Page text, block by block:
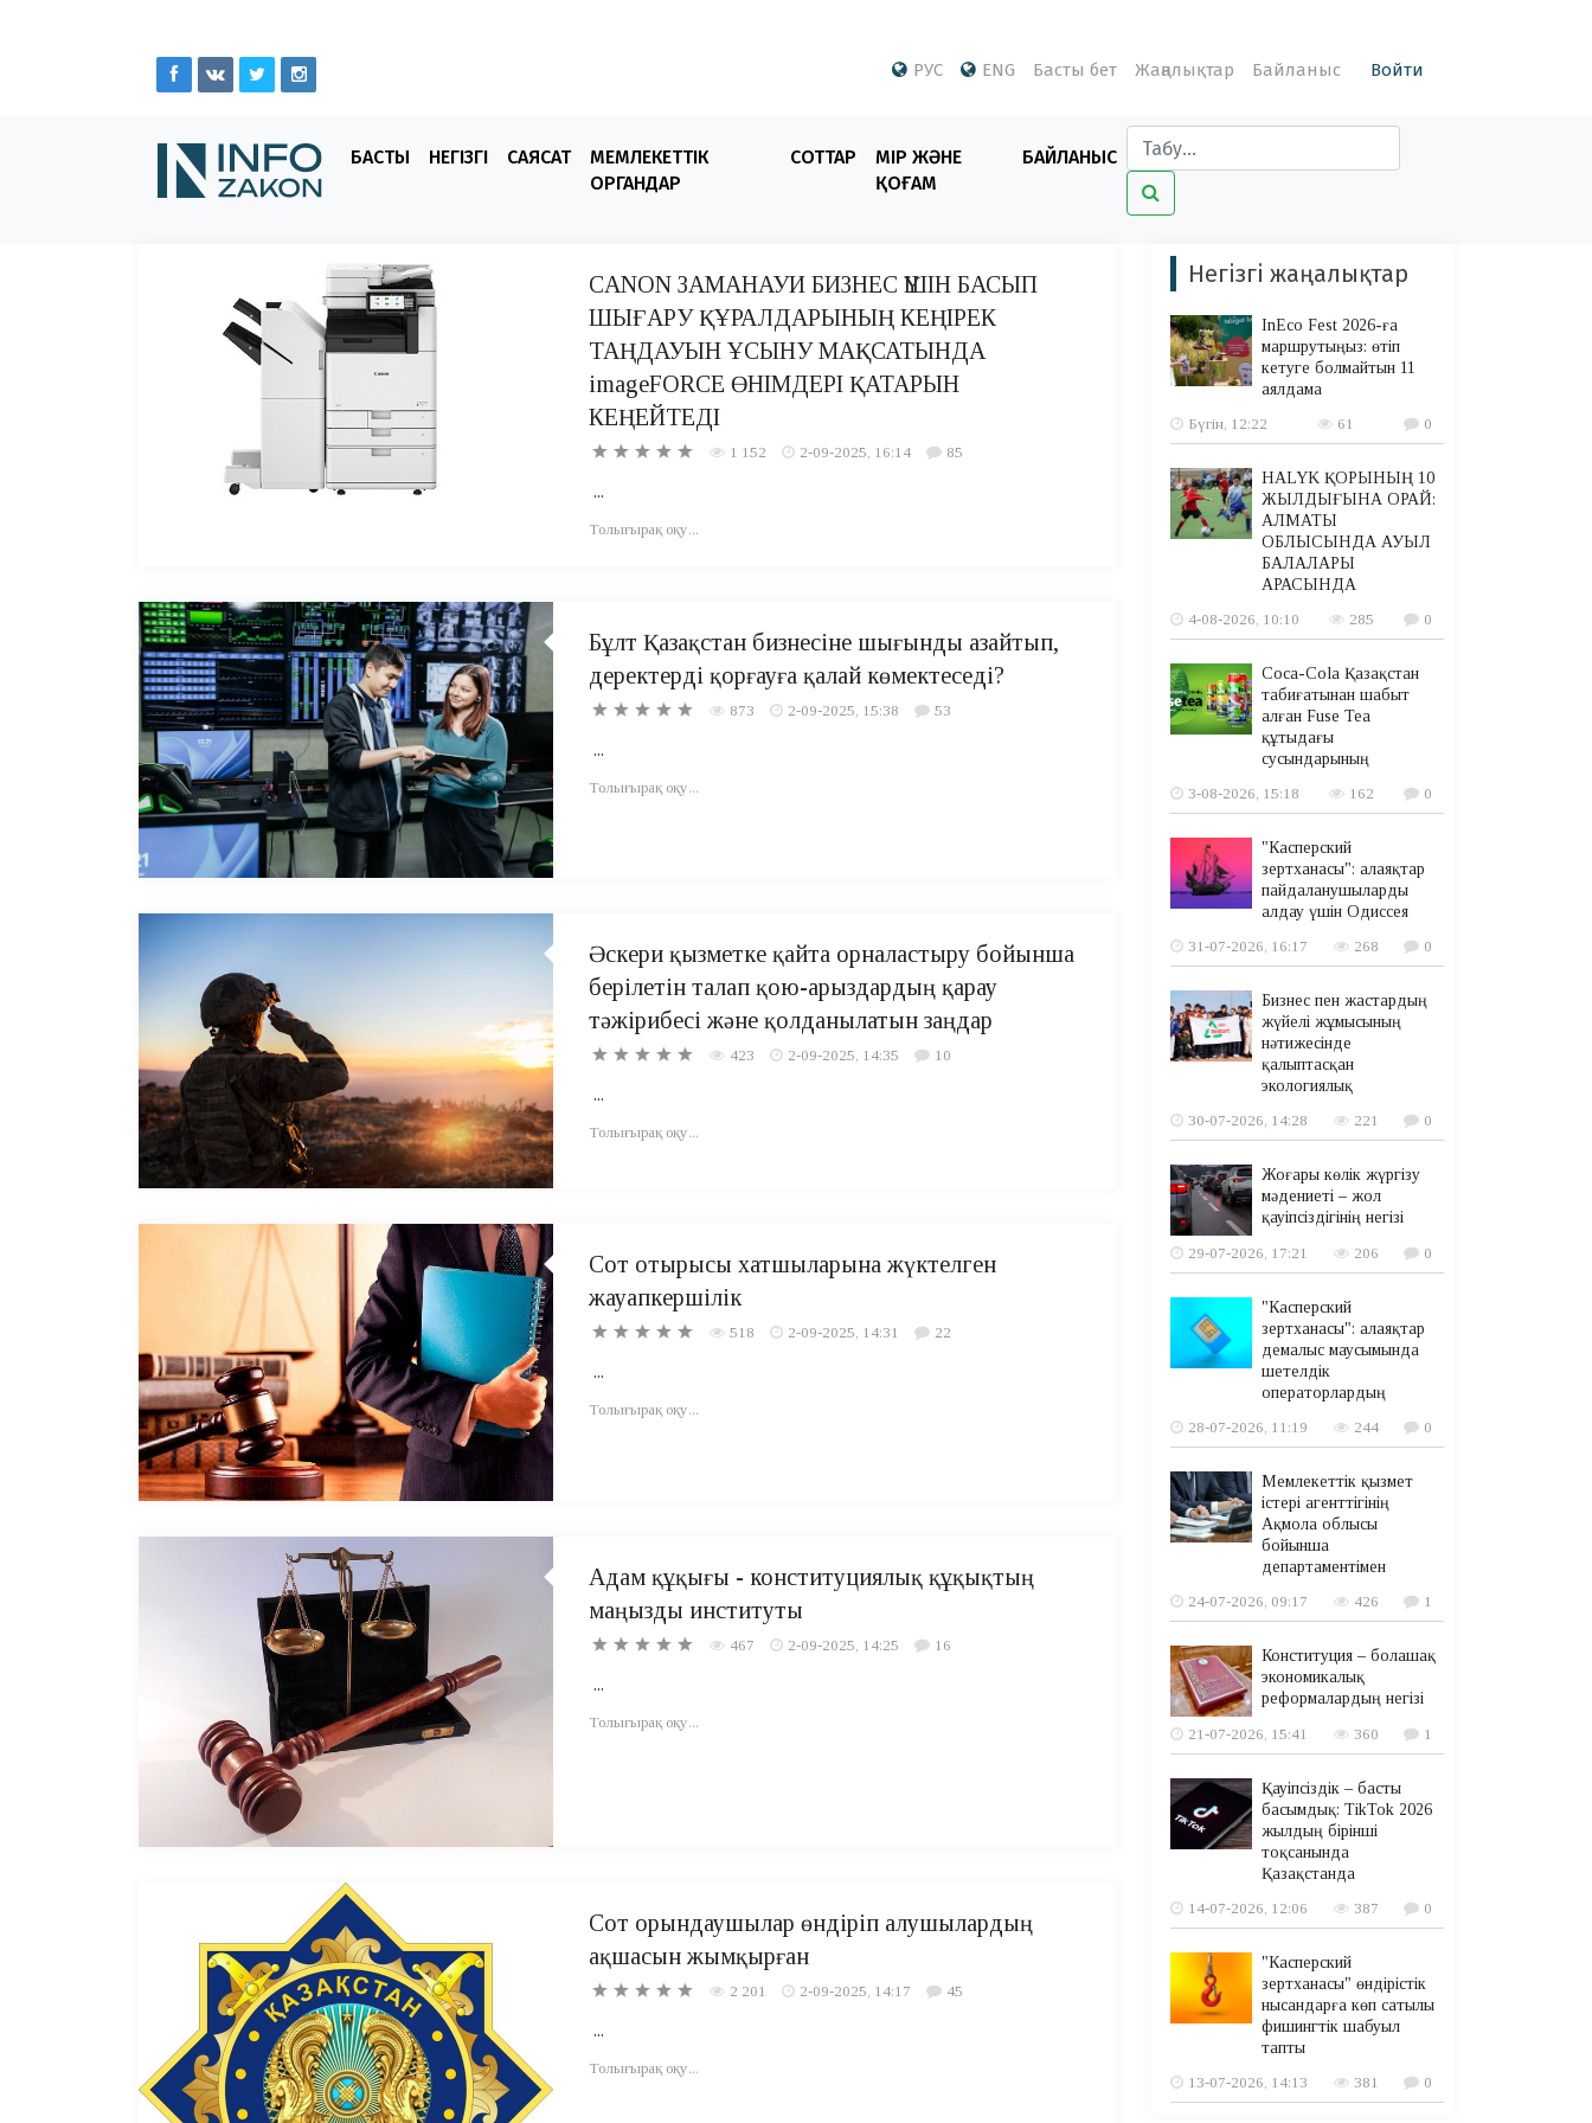
РУС ENG Басты бет Жаңалықтар Байланыс Войти
БАСТЫ НЕГІЗГІ САЯСАТ
МЕМЛЕКЕТТІК
ОРГАНДАР
СОТТАР
ӨМІР ЖӘНЕ
ҚОҒАМ
БАЙЛАНЫС
CANON ЗАМАНАУИ БИЗНЕС ҮШІН БАСЫП
ШЫҒАРУ ҚҰРАЛДАРЫНЫҢ КЕҢІРЕК
ТАҢДАУЫН ҰСЫНУ МАҚСАТЫНДА
imageFORCE ӨНІМДЕРІ ҚАТАРЫН
КЕҢЕЙТЕДІ
1 152 2-09-2025, 16:14 85
...
Толығырақ оқу...
Бұлт Қазақстан бизнесіне шығынды азайтып,
деректерді қорғауға қалай көмектеседі?
873 2-09-2025, 15:38 53
...
Толығырақ оқу...
Әскери қызметке қайта орналастыру бойынша
берілетін талап қою-арыздардың қарау
тәжірибесі және қолданылатын заңдар
423 2-09-2025, 14:35 10
...
Толығырақ оқу...
Сот отырысы хатшыларына жүктелген
жауапкершілік
518 2-09-2025, 14:31 22
...
Толығырақ оқу...
Адам құқығы - конституциялық құқықтың
маңызды институты
467 2-09-2025, 14:25 16
...
Толығырақ оқу...
Сот орындаушылар өндіріп алушылардың
ақшасын жымқырған
2 201 2-09-2025, 14:17 45
...
Толығырақ оқу...
Негізгі жаңалықтар
InEco Fest 2026-ға
маршрутыңыз: өтіп
кетуге болмайтын 11
аялдама
Бүгін, 12:22
61 0
HALYK ҚОРЫНЫҢ 10
ЖЫЛДЫҒЫНА ОРАЙ:
АЛМАТЫ
ОБЛЫСЫНДА АУЫЛ
БАЛАЛАРЫ
АРАСЫНДА
4-08-2026, 10:10
285 0
Coca-Cola Қазақстан
табиғатынан шабыт
алған Fuse Tea
құтыдағы
сусындарының
3-08-2026, 15:18
162 0
"Касперский
зертханасы": алаяқтар
пайдаланушыларды
алдау үшін Одиссея
31-07-2026, 16:17
268 0
Бизнес пен жастардың
жүйелі жұмысының
нәтижесінде
қалыптасқан
экологиялық
30-07-2026, 14:28
221 0
Жоғары көлік жүргізу
мәдениеті – жол
қауіпсіздігінің негізі
29-07-2026, 17:21
206 0
"Касперский
зертханасы": алаяқтар
демалыс маусымында
шетелдік
операторлардың
28-07-2026, 11:19
244 0
Мемлекеттік қызмет
істері агенттігінің
Ақмола облысы
бойынша
департаментімен
24-07-2026, 09:17
426 1
Конституция – болашақ
экономикалық
реформалардың негізі
21-07-2026, 15:41
360 1
Қауіпсіздік – басты
басымдық: TikTok 2026
жылдың бірінші
тоқсанында
Қазақстанда
14-07-2026, 12:06
387 0
"Касперский
зертханасы" өндірістік
нысандарға көп сатылы
фишингтік шабуыл
тапты
13-07-2026, 14:13
381 0